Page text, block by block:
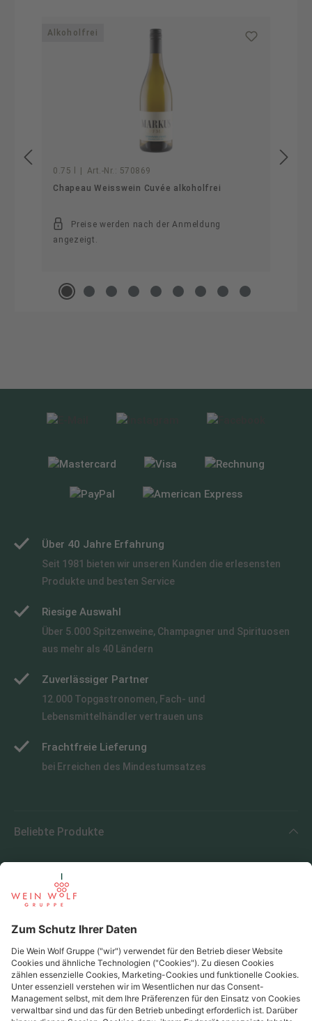
Alkoholfrei
0.75 l Art.-Nr.: 570869
Chapeau Weisswein Cuvée alkoholfrei
Preise werden nach der Anmeldung
angezeigt.
Über 40 Jahre Erfahrung
Seit 1981 bieten wir unseren Kunden die erlesensten
Produkte und besten Service
Riesige Auswahl
Über 5.000 Spitzenweine, Champagner und Spirituosen
aus mehr als 40 Ländern
Zuverlässiger Partner
12.000 Topgastronomen, Fach- und
Lebensmittelhändler vertrauen uns
Frachtfreie Lieferung
bei Erreichen des Mindestumsatzes
Beliebte Produkte
Beliebte Regionen
Beliebte Produzenten
Wein Wolf